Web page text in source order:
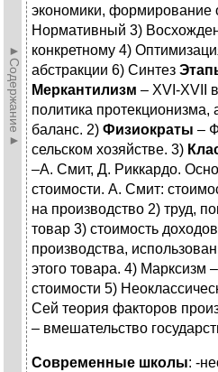
►Содержание►
экономики, формирование
Нормативный 3)
конкретному 4)
абстракции 6) Синтез
Меркантилизм – XVI-XVII
политика протекционизма,
баланс. 2) Физиократы –
сельском хозяйстве. 3)
–А. Смит, Д. Риккардо.
стоимости. А. Смит:
на производство 2) труд,
товар 3) стоимость
производства,
этого товара. 4) Марксизм
стоимости 5)
Сей теория факторов
– вмешательство
Современные школы: -